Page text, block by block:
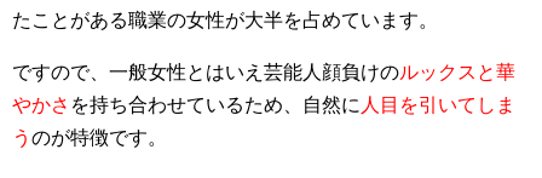
たことがある職業の女性が大半を占めています。
ですので、一般女性とはいえ芸能人顔負けのルックスと華
やかさ を持ち合わせているため、自然に 人目を引いてしま
う のが特徴です。